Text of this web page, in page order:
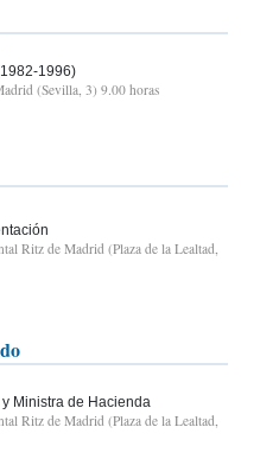
1996)
(Sevilla, 3) 9.00 horas
Ritz de Madrid (Plaza de la Lealtad,
Ministra de Hacienda
Ritz de Madrid (Plaza de la Lealtad,